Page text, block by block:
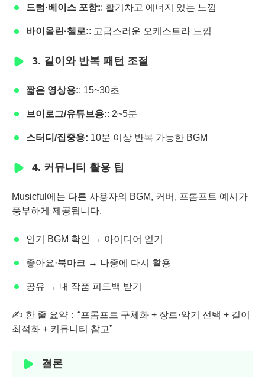
드럼·베이스 포함:: 활기차고 에너지 있는 느낌
바이올린·첼로:: 고급스러운 오케스트라 느낌
3. 길이와 반복 패턴 조절
짧은 영상용:: 15~30초
브이로그/유튜브용:: 2~5분
스터디/집중용: 10분 이상 반복 가능한 BGM
4. 커뮤니티 활용 팁
Musicful에는 다른 사용자의 BGM, 커버, 프롬프트 예시가
풍부하게 제공됩니다.
인기 BGM 확인 → 아이디어 얻기
좋아요·북마크 → 나중에 다시 활용
공유 → 내 작품 피드백 받기
✍ 한 줄 요약：“프롬프트 구체화 + 장르·악기 선택 + 길이
최적화 + 커뮤니티 참고”
결론